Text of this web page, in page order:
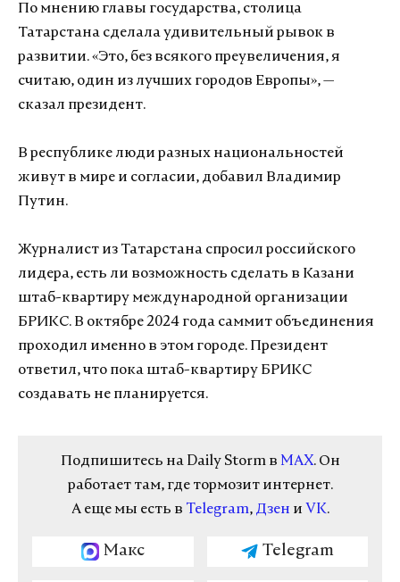
По мнению главы государства, столица
Татарстана сделала удивительный рывок в
развитии. «Это, без всякого преувеличения, я
считаю, один из лучших городов Европы», —
сказал президент.
В республике люди разных национальностей
живут в мире и согласии, добавил Владимир
Путин.
Журналист из Татарстана спросил российского
лидера, есть ли возможность сделать в Казани
штаб-квартиру международной организации
БРИКС. В октябре 2024 года саммит объединения
проходил именно в этом городе. Президент
ответил, что пока штаб-квартиру БРИКС
создавать не планируется.
Подпишитесь на Daily Storm в MAX. Он
работает там, где тормозит интернет.
А еще мы есть в Telegram, Дзен и VK.
Макс Telegram